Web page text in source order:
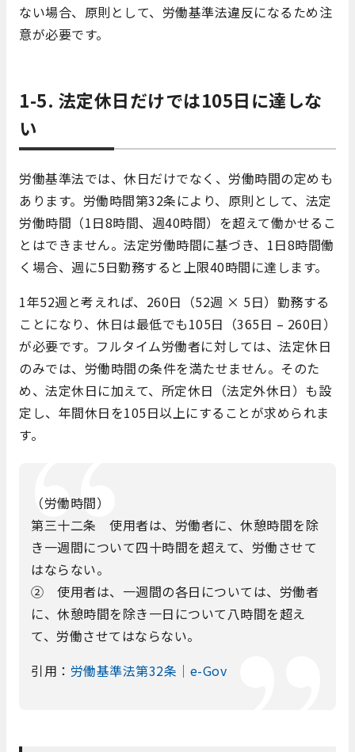
ない場合、原則として、労働基準法違反になるため注
意が必要です。
1-5. 法定休日だけでは105日に達しな
い
労働基準法では、休日だけでなく、労働時間の定めも
あります。労働時間第32条により、原則として、法定
労働時間（1日8時間、週40時間）を超えて働かせるこ
とはできません。法定労働時間に基づき、1日8時間働
く場合、週に5日勤務すると上限40時間に達します。
1年52週と考えれば、260日（52週 × 5日）勤務する
ことになり、休日は最低でも105日（365日 – 260日）
が必要です。フルタイム労働者に対しては、法定休日
のみでは、労働時間の条件を満たせません。そのた
め、法定休日に加えて、所定休日（法定外休日）も設
定し、年間休日を105日以上にすることが求められま
す。
（労働時間）
第三十二条 使用者は、労働者に、休憩時間を除
き一週間について四十時間を超えて、労働させて
はならない。
② 使用者は、一週間の各日については、労働者
に、休憩時間を除き一日について八時間を超え
て、労働させてはならない。
引用： 労働基準法第32条｜e-Gov